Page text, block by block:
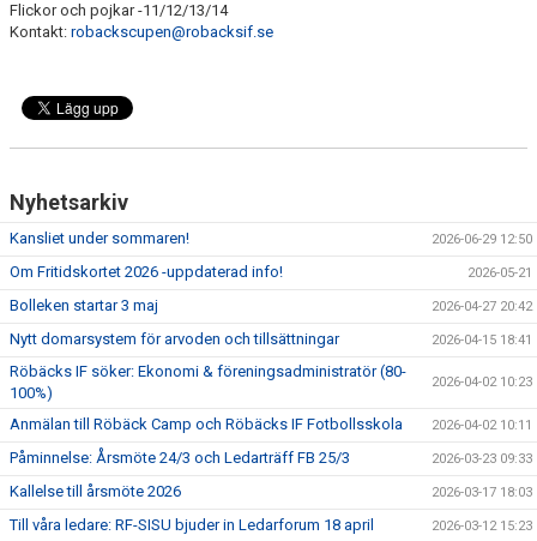
Flickor och pojkar -11/12/13/14
Kontakt: robackscupen@robacksif.se
Nyhetsarkiv
Kansliet under sommaren! 2026-06-29 12:50
Om Fritidskortet 2026 -uppdaterad info! 2026-05-21
Bolleken startar 3 maj 2026-04-27 20:42
Nytt domarsystem för arvoden och tillsättningar 2026-04-15 18:41
Röbäcks IF söker: Ekonomi & föreningsadministratör (80-
100%)
2026-04-02 10:23
Anmälan till Röbäck Camp och Röbäcks IF Fotbollsskola 2026-04-02 10:11
Påminnelse: Årsmöte 24/3 och Ledarträff FB 25/3 2026-03-23 09:33
Kallelse till årsmöte 2026 2026-03-17 18:03
Till våra ledare: RF-SISU bjuder in Ledarforum 18 april 2026-03-12 15:23